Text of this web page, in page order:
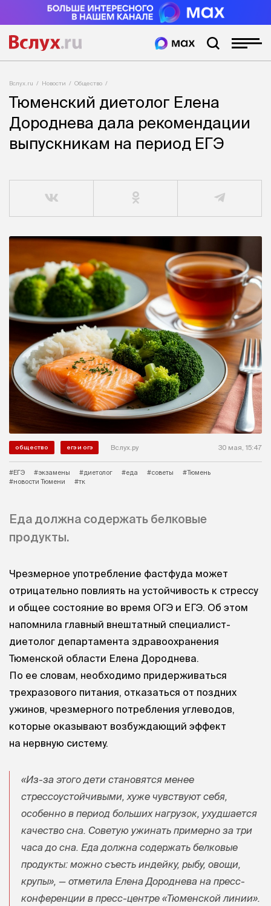
Вслух.ru Новости Общество
Тюменский диетолог Елена
Дороднева дала рекомендации
выпускникам на период ЕГЭ
общество егэ и огэ Вслух.ру 30 мая, 15:47
#ЕГЭ #экзамены #диетолог #еда #советы
#Тюмень
#новости Тюмени
#тк
Еда должна содержать белковые
продукты.
Чрезмерное употребление фастфуда может
отрицательно повлиять на устойчивость к стрессу
и общее состояние во время ОГЭ и ЕГЭ. Об этом
напомнила главный внештатный специалист-
диетолог департамента здравоохранения
Тюменской области Елена Дороднева.
По ее словам, необходимо придерживаться
трехразового питания, отказаться от поздних
ужинов, чрезмерного потребления углеводов,
которые оказывают возбуждающий эффект
на нервную систему.
«Из-за этого дети становятся менее
стрессоустойчивыми, хуже чувствуют себя,
особенно в период больших нагрузок, ухудшается
качество сна. Советую ужинать примерно за три
часа до сна. Еда должна содержать белковые
продукты: можно съесть индейку, рыбу, овощи,
крупы», — отметила Елена Дороднева на пресс-
конференции в пресс-центре «Тюменской линии».